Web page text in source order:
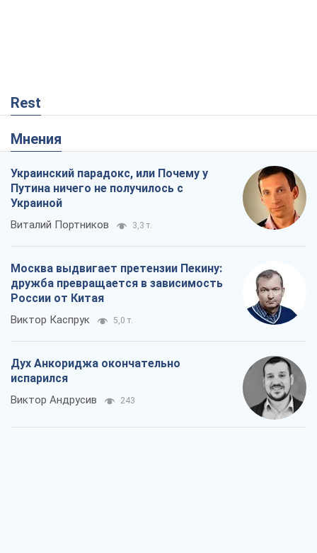
Rest
Мнения
Украинский парадокс, или Почему у
Путина ничего не получилось с
Украиной
Виталий Портников 3,3 т.
Москва выдвигает претензии Пекину:
дружба превращается в зависимость
России от Китая
Виктор Каспрук 5,0 т.
Дух Анкориджа окончательно
испарился
Виктор Андрусив 243